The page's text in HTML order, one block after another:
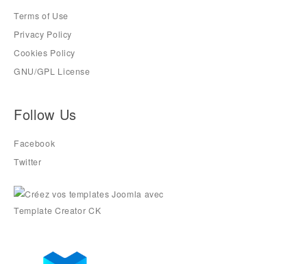
Terms of Use
Privacy Policy
Cookies Policy
GNU/GPL License
Follow Us
Facebook
Twitter